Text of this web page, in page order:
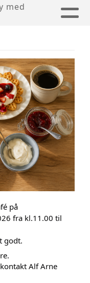
med
på
fra kl.11.00 til
godt.
Alf Arne